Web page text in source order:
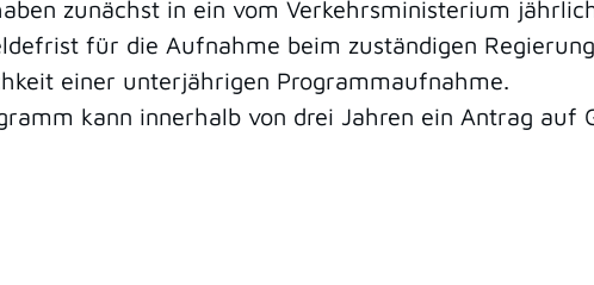
zunächst in ein vom Verkehrsministerium
für die Aufnahme beim zuständigen
einer unterjährigen Programmaufnahme.
kann innerhalb von drei Jahren ein Antrag